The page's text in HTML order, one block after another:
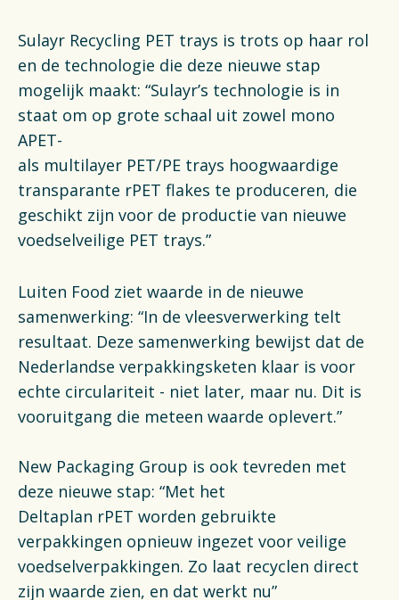
Sulayr Recycling PET trays is trots op haar rol
en de technologie die deze nieuwe stap
mogelijk maakt: “Sulayr’s technologie is in
staat om op grote schaal uit zowel mono
APET-
als multilayer PET/PE trays hoogwaardige
transparante rPET flakes te produceren, die
geschikt zijn voor de productie van nieuwe
voedselveilige PET trays.”
Luiten Food ziet waarde in de nieuwe
samenwerking: “In de vleesverwerking telt
resultaat. Deze samenwerking bewijst dat de
Nederlandse verpakkingsketen klaar is voor
echte circulariteit - niet later, maar nu. Dit is
vooruitgang die meteen waarde oplevert.”
New Packaging Group is ook tevreden met
deze nieuwe stap: “Met het
Deltaplan rPET worden gebruikte
verpakkingen opnieuw ingezet voor veilige
voedselverpakkingen. Zo laat recyclen direct
zijn waarde zien, en dat werkt nu”